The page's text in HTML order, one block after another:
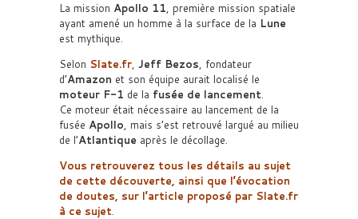
La mission Apollo 11, première mission spatiale
ayant amené un homme à la surface de la Lune
est mythique.
Selon Slate.fr, Jeff Bezos, fondateur
d’Amazon et son équipe aurait localisé le
moteur F-1 de la fusée de lancement.
Ce moteur était nécessaire au lancement de la
fusée Apollo, mais s’est retrouvé largué au milieu
de l’Atlantique après le décollage.
Vous retrouverez tous les détails au sujet
de cette découverte, ainsi que l’évocation
de doutes, sur l’article proposé par Slate.fr
à ce sujet.